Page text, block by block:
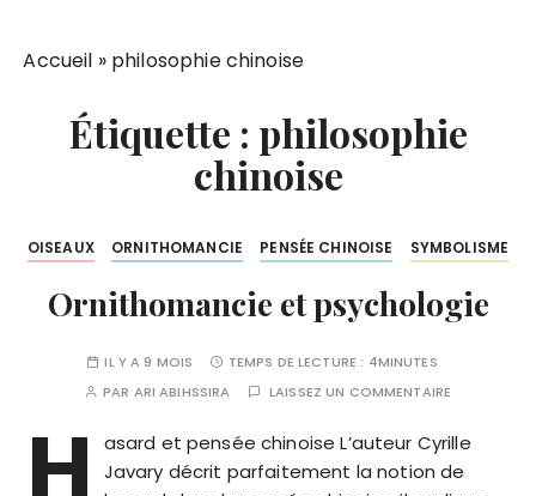
Accueil » philosophie chinoise
Étiquette : philosophie
chinoise
OISEAUX ORNITHOMANCIE PENSÉE CHINOISE SYMBOLISME
Ornithomancie et psychologie
IL Y A 9 MOIS TEMPS DE LECTURE : 4MINUTES
PAR ARI ABIHSSIRA LAISSEZ UN COMMENTAIRE
H
asard et pensée chinoise L’auteur Cyrille
Javary décrit parfaitement la notion de